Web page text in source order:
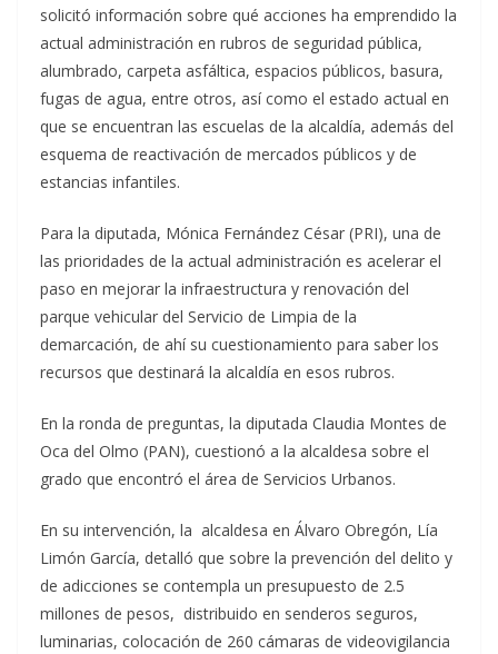
solicitó información sobre qué acciones ha emprendido la
actual administración en rubros de seguridad pública,
alumbrado, carpeta asfáltica, espacios públicos, basura,
fugas de agua, entre otros, así como el estado actual en
que se encuentran las escuelas de la alcaldía, además del
esquema de reactivación de mercados públicos y de
estancias infantiles.
Para la diputada, Mónica Fernández César (PRI), una de
las prioridades de la actual administración es acelerar el
paso en mejorar la infraestructura y renovación del
parque vehicular del Servicio de Limpia de la
demarcación, de ahí su cuestionamiento para saber los
recursos que destinará la alcaldía en esos rubros.
En la ronda de preguntas, la diputada Claudia Montes de
Oca del Olmo (PAN), cuestionó a la alcaldesa sobre el
grado que encontró el área de Servicios Urbanos.
En su intervención, la alcaldesa en Álvaro Obregón, Lía
Limón García, detalló que sobre la prevención del delito y
de adicciones se contempla un presupuesto de 2.5
millones de pesos, distribuido en senderos seguros,
luminarias, colocación de 260 cámaras de videovigilancia